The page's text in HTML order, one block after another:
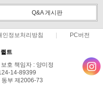
Q&A 게시판
인정보처리방침 PC버전
트
호 책임자 : 양미정
14-89399
동부 제2006-73